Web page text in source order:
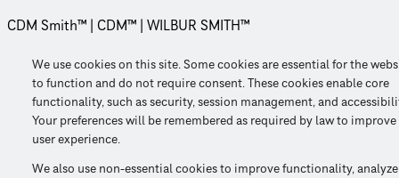
We use cookies on this site. Some cookies are essential for the
to function and do not require consent. These cookies enable core
functionality, such as security, session management, and
Your preferences will be remembered as required by law to
user experience.
We also use non-essential cookies to improve functionality, analyze
CDM Smith™ | CDM™ | WILBUR SMITH™